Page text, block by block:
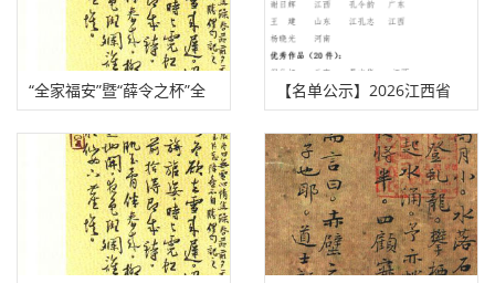
“全家福安”暨“薛令之杯”全
国书法小品展拟获奖作品、
入展作品、入围名单
【名单公示】2026江西省
“姜夔杯”书法篆刻作品展公
示名单